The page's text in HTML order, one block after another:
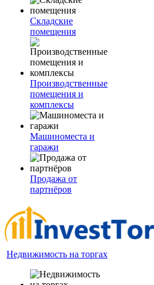
Складские
помещения
Производственные
помещения и
комплексы
Машиноместа и
гаражи
Продажа от
партнёров
Недвижимость на торгах